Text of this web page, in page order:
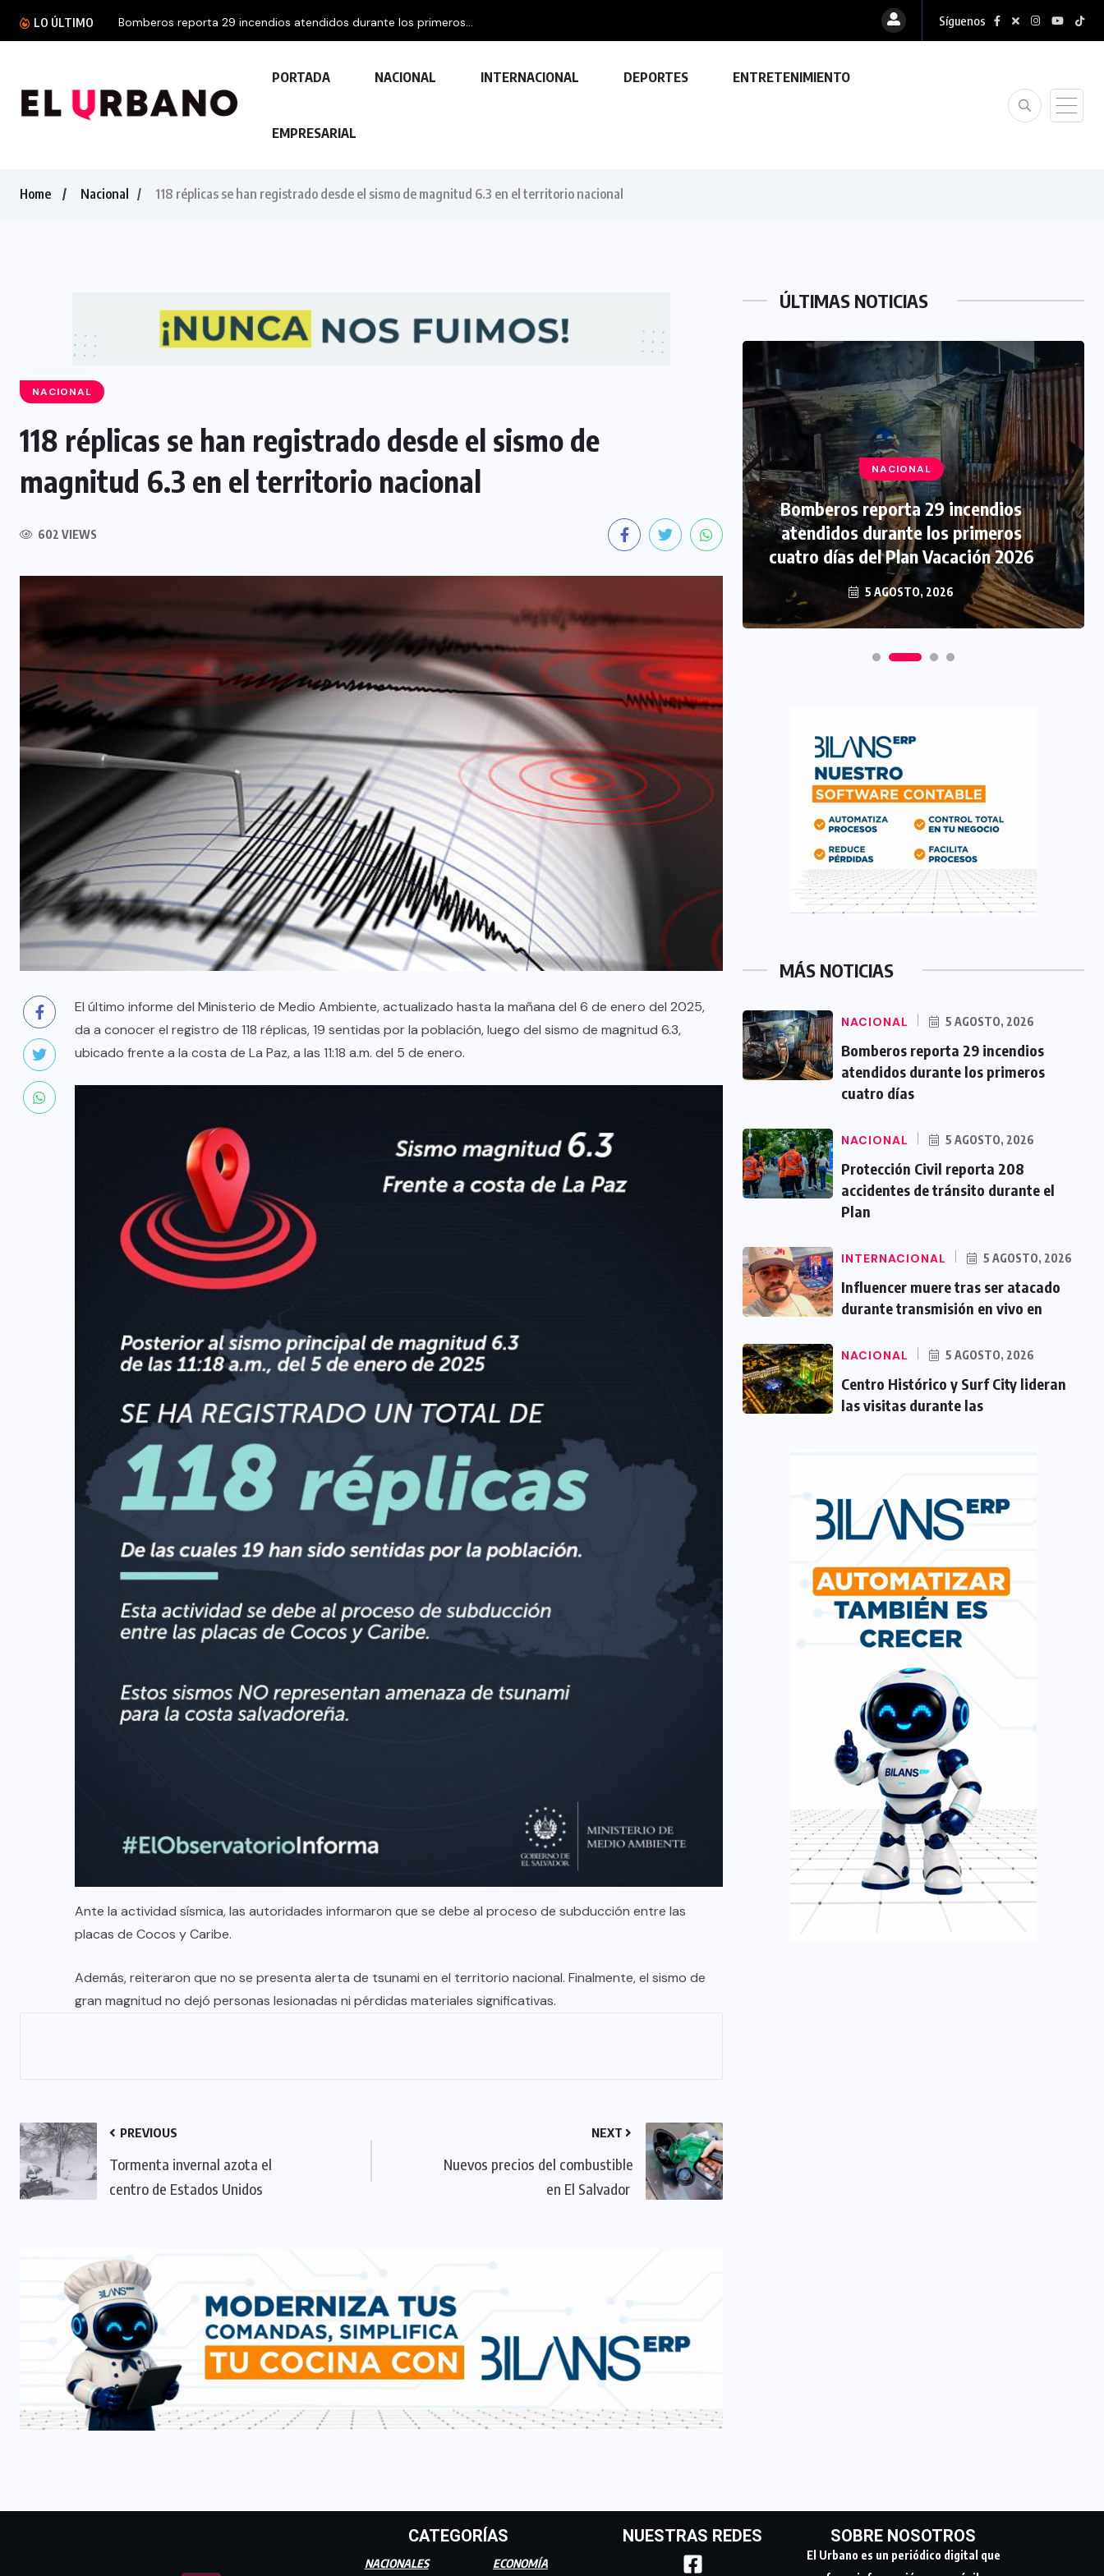
LO ÚLTIMO Bomberos reporta 29 incendios atendidos durante los primeros... Síguenos
PORTADA NACIONAL INTERNACIONAL DEPORTES ENTRETENIMIENTO
EMPRESARIAL
Home Nacional 118 réplicas se han registrado desde el sismo de magnitud 6.3 en el territorio nacional
NACIONAL
118 réplicas se han registrado desde el sismo de
magnitud 6.3 en el territorio nacional
602 VIEWS
El último informe del Ministerio de Medio Ambiente, actualizado hasta la mañana del 6 de enero del 2025,
da a conocer el registro de 118 réplicas, 19 sentidas por la población, luego del sismo de magnitud 6.3,
ubicado frente a la costa de La Paz, a las 11:18 a.m. del 5 de enero.
Ante la actividad sísmica, las autoridades informaron que se debe al proceso de subducción entre las
placas de Cocos y Caribe.
Además, reiteraron que no se presenta alerta de tsunami en el territorio nacional. Finalmente, el sismo de
gran magnitud no dejó personas lesionadas ni pérdidas materiales significativas.
PREVIOUS
Tormenta invernal azota el
centro de Estados Unidos
NEXT
Nuevos precios del combustible
en El Salvador
ÚLTIMAS NOTICIAS
INTERNACIONAL NACIONAL
Bomberos reporta 29 incendios
atendidos durante los primeros
cuatro días del Plan Vacación 2026
5 AGOSTO, 2026
MÁS NOTICIAS
NACIONAL 5 AGOSTO, 2026
Bomberos reporta 29 incendios
atendidos durante los primeros
cuatro días
NACIONAL 5 AGOSTO, 2026
Protección Civil reporta 208
accidentes de tránsito durante el
Plan
INTERNACIONAL 5 AGOSTO, 2026
Influencer muere tras ser atacado
durante transmisión en vivo en
NACIONAL 5 AGOSTO, 2026
Centro Histórico y Surf City lideran
las visitas durante las
CATEGORÍAS
NACIONALES ECONOMÍA
NUESTRAS REDES SOBRE NOSOTROS
El Urbano es un periódico digital que